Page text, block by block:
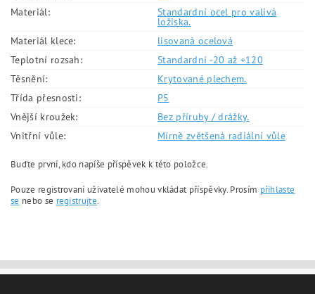
Materiál:
Standardní ocel pro valivá
ložiska.
Materiál klece:
lisovaná ocelová
Teplotní rozsah:
Standardní -20 až +120
Těsnění:
Krytované plechem.
Třída přesnosti:
P5
Vnější kroužek:
Bez příruby / drážky.
Vnitřní vůle:
Mírně zvětšená radiální vůle
Buďte první, kdo napíše příspěvek k této položce.
Pouze registrovaní uživatelé mohou vkládat příspěvky. Prosím přihlaste
se nebo se registrujte.